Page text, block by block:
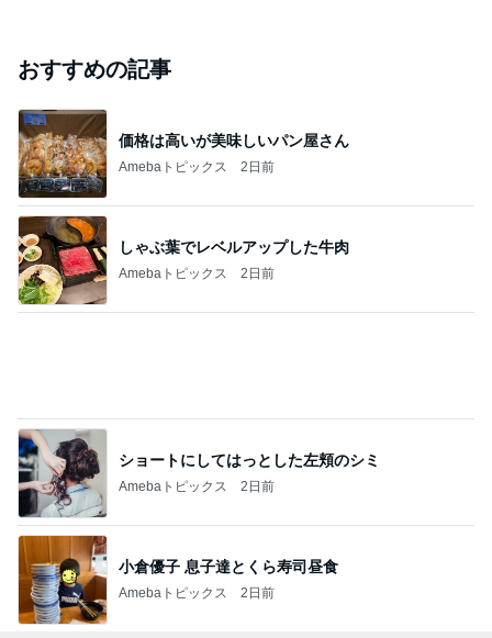
おすすめの記事
価格は高いが美味しいパン屋さん
Amebaトピックス 2日前
しゃぶ葉でレベルアップした牛肉
Amebaトピックス 2日前
ショートにしてはっとした左頬のシミ
Amebaトピックス 2日前
小倉優子 息子達とくら寿司昼食
Amebaトピックス 2日前